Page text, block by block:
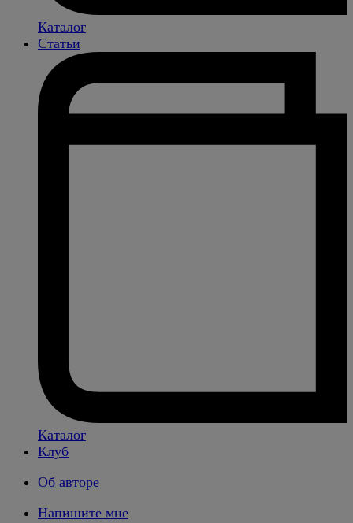
Каталог
Статьи
Каталог
Клуб
Об авторе
Напишите мне